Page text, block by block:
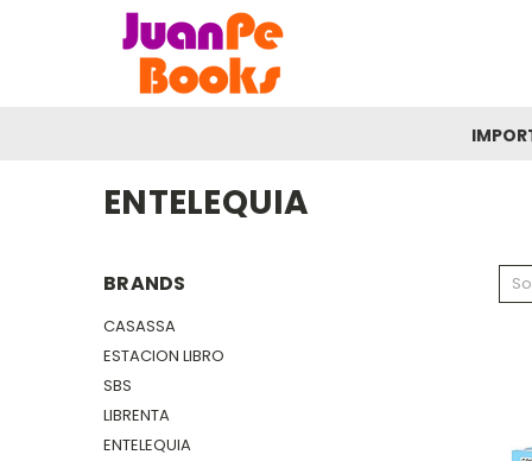
ENTELEQUIA
BRANDS
CASASSA
ESTACION LIBRO
SBS
LIBRENTA
ENTELEQUIA